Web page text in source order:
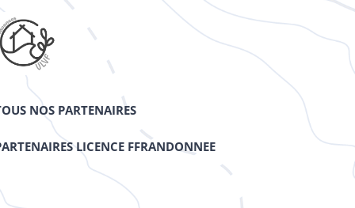
NOS PARTENAIRES
LICENCE FFRANDONNEE